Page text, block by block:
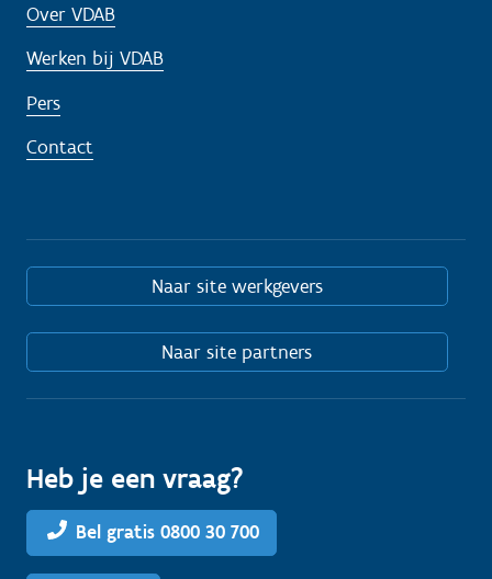
Over VDAB
Werken bij VDAB
Pers
Contact
Naar site werkgevers
Naar site partners
Heb je een vraag?
Bel gratis 0800 30 700